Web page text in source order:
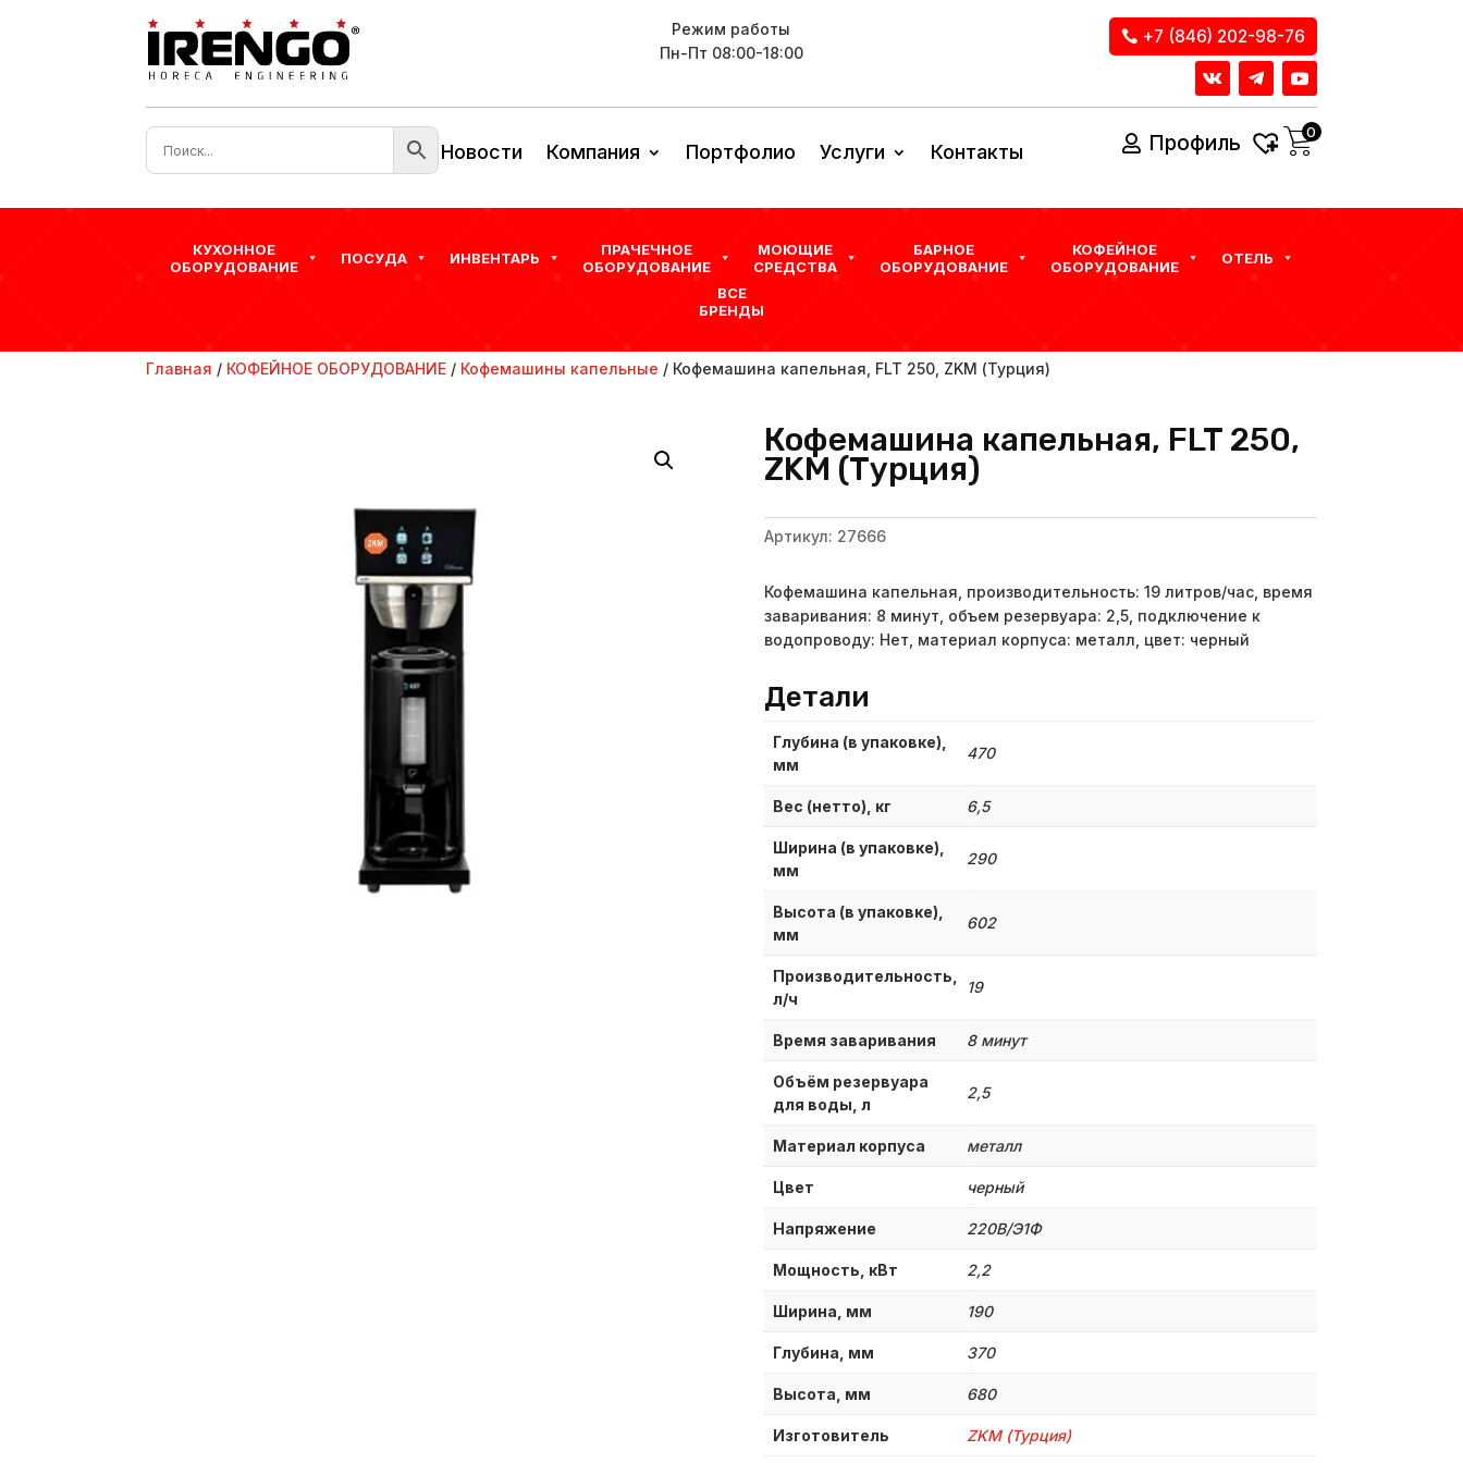
Режим работы
Пн-Пт 08:00-18:00
+7 (846) 202-98-76
Новости Компания Портфолио Услуги Контакты Профиль 0
КУХОННОЕ
ОБОРУДОВАНИЕ
ПОСУДА ИНВЕНТАРЬ
ПРАЧЕЧНОЕ
ОБОРУДОВАНИЕ
МОЮЩИЕ
СРЕДСТВА
БАРНОЕ
ОБОРУДОВАНИЕ
КОФЕЙНОЕ
ОБОРУДОВАНИЕ
ОТЕЛЬ
ВСЕ
БРЕНДЫ
Главная / КОФЕЙНОЕ ОБОРУДОВАНИЕ / Кофемашины капельные / Кофемашина капельная, FLT 250, ZKM (Турция)
Кофемашина капельная, FLT 250,
ZKM (Турция)
Артикул: 27666
Кофемашина капельная, производительность: 19 литров/час, время
заваривания: 8 минут, объем резервуара: 2,5, подключение к
водопроводу: Нет, материал корпуса: металл, цвет: черный
Детали
Глубина (в упаковке),
мм
470
Вес (нетто), кг 6,5
Ширина (в упаковке),
мм
290
Высота (в упаковке),
мм
602
Производительность,
л/ч
19
Время заваривания 8 минут
Объём резервуара
для воды, л
2,5
Материал корпуса металл
Цвет черный
Напряжение 220В/Э1Ф
Мощность, кВт 2,2
Ширина, мм 190
Глубина, мм 370
Высота, мм 680
Изготовитель ZKM (Турция)